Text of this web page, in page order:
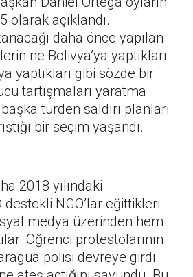
olarak açıklandı.
daha önce yapılan
ne Bolivya’ya yaptıkları
yaptıkları gibi sözde bir
tartışmaları yaratma
türden saldırı planları
bir seçim yaşandı.
2018 yılındaki
destekli NGO’lar eğittikleri
medya üzerinden hem
Öğrenci protestolarının
polisi devreye girdi.